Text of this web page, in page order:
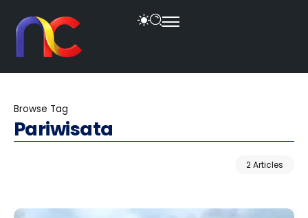
Browse Tag
Pariwisata
2 Articles